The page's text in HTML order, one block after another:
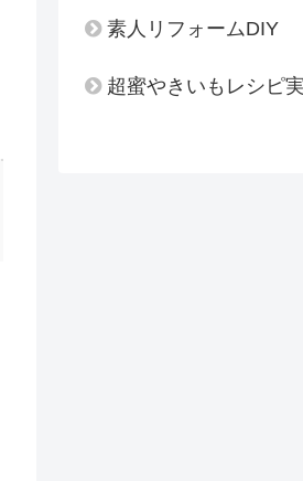
素人リフォームDIY
超蜜やきいもレシピ